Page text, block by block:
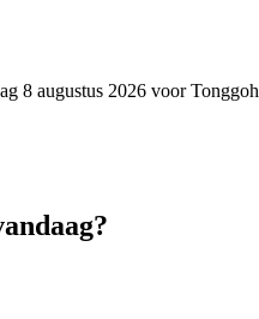
8 augustus 2026 voor Tonggoh